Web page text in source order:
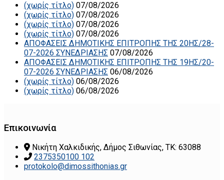
(χωρίς τίτλο) 07/08/2026
(χωρίς τίτλο) 07/08/2026
(χωρίς τίτλο) 07/08/2026
(χωρίς τίτλο) 07/08/2026
ΑΠΟΦΑΣΕΙΣ ΔΗΜΟΤΙΚΗΣ ΕΠΙΤΡΟΠΗΣ ΤΗΣ 20ΗΣ/28-
07-2026 ΣΥΝΕΔΡΙΑΣΗΣ 07/08/2026
ΑΠΟΦΑΣΕΙΣ ΔΗΜΟΤΙΚΗΣ ΕΠΙΤΡΟΠΗΣ ΤΗΣ 19ΗΣ/20-
07-2026 ΣΥΝΕΔΡΙΑΣΗΣ 06/08/2026
(χωρίς τίτλο) 06/08/2026
(χωρίς τίτλο) 06/08/2026
Επικοινωνία
Νικήτη Χαλκιδικής, Δήμος Σιθωνίας, ΤΚ: 63088
2375350100 102
protokolo@dimossithonias.gr